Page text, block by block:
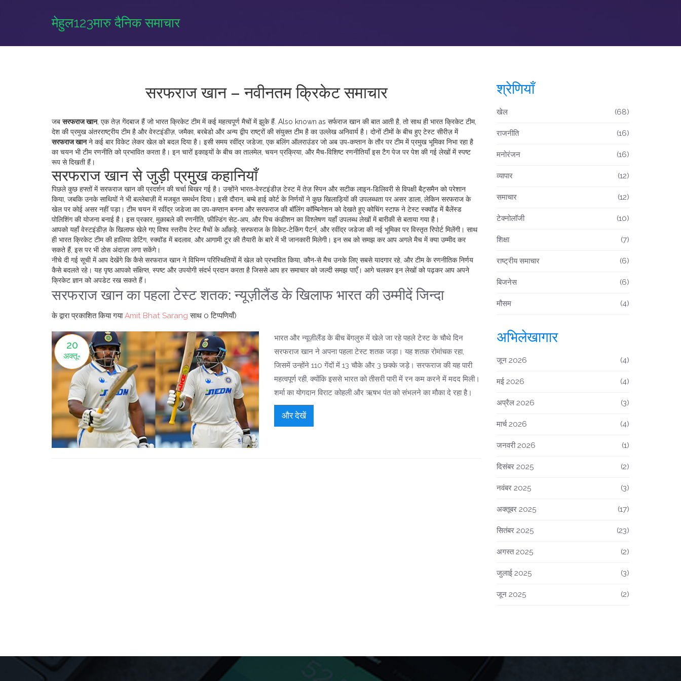
मेहुल123मारु दैनिक समाचार
सरफराज खान – नवीनतम क्रिकेट समाचार
जबसरफराज खान, एक तेज़ गेंदबाज हैं जो भारत क्रिकेट टीम में कई महत्वपूर्ण मैचों में झुके हैं. Also known as सर्फराज खान की बात आती है, तो साथ हीभारत क्रिकेट टीम,
देश की प्रमुख अंतरराष्ट्रीय टीम है औरवेस्टइंडीज़ जमैका, बरबेडो और अन्य द्वीप राष्ट्रों की संयुक्त टीम है का उल्लेख अनिवार्य है। दोनों टीमों के बीच हुए टेस्ट सीरीज़ में
सरफराज खानने कई बार विकेट लेकर खेल को बदल दिया है। इसी समय रवींद्र जडेजा, एक बलिंग ऑलराउंडर जो अब उप‑कप्तान के तौर पर टीम में प्रमुख भूमिका निभा रहा है
का चयन भी टीम रणनीति को प्रभावित करता है। इन चारों इकाइयों के बीच का तालमेल, चयन प्रक्रिया, और मैच‑विशिष्ट रणनीतियाँ इस टैग पेज पर पेश की गई लेखों में स्पष्ट
रूप से दिखती हैं।
सरफराज खान से जुड़ी प्रमुख कहानियाँ
पिछले कुछ हफ्तों में सरफराज खान की प्रदर्शन की चर्चा बिखर गई है। उन्होंने भारत‑वेस्टइंडीज़ टेस्ट में तेज़ स्पिन और सटीक लाइन‑डिलिवरी से विपक्षी बैट्समैन को परेशान
किया, जबकि उनके साथियों ने भी बल्लेबाज़ी में मजबूत समर्थन दिया। इसी दौरान, बम्बे हाई कोर्ट के निर्णयों ने कुछ खिलाड़ियों की उपलब्धता पर असर डाला, लेकिन सरफराज के
खेल पर कोई असर नहीं पड़ा। टीम चयन में रवींद्र जडेजा का उप‑कप्तान बनना और सरफराज की बॉलिंग कॉम्बिनेशन को देखते हुए कोचिंग स्टाफ ने टेस्ट स्क्वॉड में बैलेंस्ड
पोलिशिंग की योजना बनाई है। इस प्रकार, मुक़ाबले की रणनीति, फ़ील्डिंग सेट‑अप, और पिच कंडीशन का विश्लेषण यहाँ उपलब्ध लेखों में बारीकी से बताया गया है।
आपको यहाँ वेस्टइंडीज़ के खिलाफ खेले गए विश्व स्तरीय टेस्ट मैचों के आँकड़े, सरफराज के विकेट‑टेकिंग पैटर्न, और रवींद्र जडेजा की नई भूमिका पर विस्तृत रिपोर्ट मिलेंगी। साथ
ही भारत क्रिकेट टीम की हालिया डेटिंग, स्क्वॉड में बदलाव, और आगामी टूर की तैयारी के बारे में भी जानकारी मिलेगी। इन सब को समझ कर आप अगले मैच में क्या उम्मीद कर
सकते हैं, इस पर भी ठोस अंदाज़ा लगा सकेंगे।
नीचे दी गई सूची में आप देखेंगे कि कैसे सरफराज खान ने विभिन्न परिस्थितियों में खेल को प्रभावित किया, कौन‑से मैच उनके लिए सबसे यादगार रहे, और टीम के रणनीतिक निर्णय
कैसे बदलते रहे। यह पृष्ठ आपको संक्षिप्त, स्पष्ट और उपयोगी संदर्भ प्रदान करता है जिससे आप हर समाचार को जल्दी समझ पाएँ। आगे चलकर इन लेखों को पढ़कर आप अपने
क्रिकेट ज्ञान को अपडेट रख सकते हैं।
सरफराज खान का पहला टेस्ट शतक: न्यूज़ीलैंड के खिलाफ भारत की उम्मीदें जिन्दा
के द्वारा प्रकाशित किया गयाAmit Bhat Sarang साथ 0 टिप्पणियाँ)
20
अक्तू॰
भारत और न्यूज़ीलैंड के बीच बेंगलुरु में खेले जा रहे पहले टेस्ट के चौथे दिन
सरफराज खान ने अपना पहला टेस्ट शतक जड़ा। यह शतक रोमांचक रहा,
जिसमें उन्होंने 110 गेंदों में 13 चौके और 3 छक्के जड़े। सरफराज की यह पारी
महत्वपूर्ण रही, क्योंकि इससे भारत को तीसरी पारी में रन कम करने में मदद मिली।
शर्मा का योगदान विराट कोहली और ऋषभ पंत को संभलने का मौका दे रहा है।
और देखें
श्रेणियाँ
खेल (68)
राजनीति (16)
मनोरंजन (16)
व्यापार (12)
समाचार (12)
टेक्नोलॉजी (10)
शिक्षा (7)
राष्ट्रीय समाचार (6)
बिजनेस (6)
मौसम (4)
अभिलेखागार
जून 2026 (4)
मई 2026 (4)
अप्रैल 2026 (3)
मार्च 2026 (4)
जनवरी 2026 (1)
दिसंबर 2025 (2)
नवंबर 2025 (3)
अक्तूबर 2025 (17)
सितंबर 2025 (23)
अगस्त 2025 (2)
जुलाई 2025 (3)
जून 2025 (2)